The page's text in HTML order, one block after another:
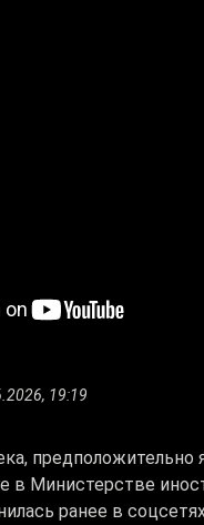
19:19
в Министерстве
ранее в